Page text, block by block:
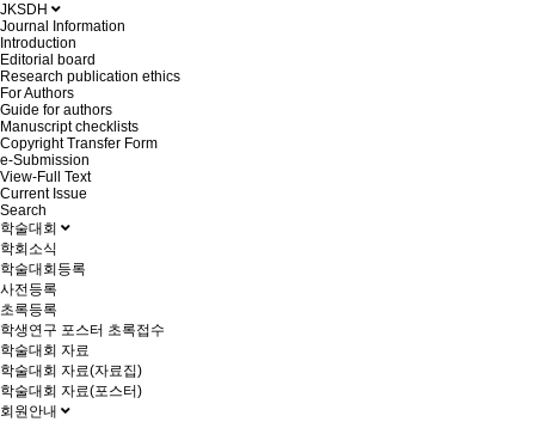
JKSDH
Journal Information
Introduction
Editorial board
Research publication ethics
For Authors
Guide for authors
Manuscript checklists
Copyright Transfer Form
e-Submission
View-Full Text
Current Issue
Search
학술대회
학회소식
학술대회등록
사전등록
초록등록
학생연구 포스터 초록접수
학술대회 자료
학술대회 자료(자료집)
학술대회 자료(포스터)
회원안내